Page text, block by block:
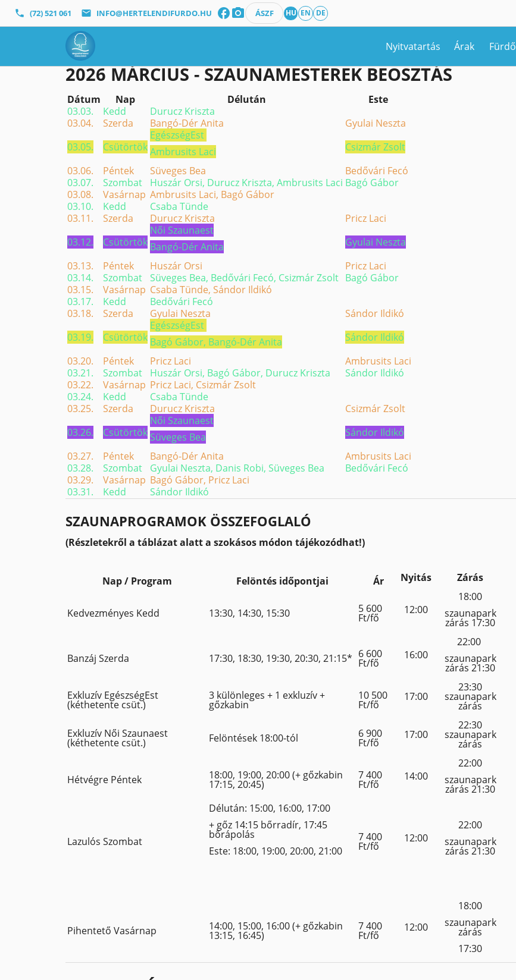
phone (72) 521 061 mail INFO@HERTELENDIFURDO.HU facebookphoto_camera ÁSZF HU EN DE
Nyitvatartás Árak Fürdő
SZAUNAPROGRAMOK
2026 MÁRCIUS - SZAUNAMESTEREK BEOSZTÁS
Dátum Nap Délután
Este
03.03.
Kedd
Durucz Kriszta
03.04.
Szerda Bangó-Dér Anita
Gyulai Neszta
03.05.
Csütörtök
EgészségEst
Ambrusits Laci
Csizmár Zsolt
03.06.
Péntek Süveges Bea
Bedővári Fecó
03.07.
Szombat Huszár Orsi, Durucz Kriszta, Ambrusits Laci Bagó Gábor
03.08.
Vasárnap Ambrusits Laci, Bagó Gábor
03.10.
Kedd
Csaba Tünde
03.11.
Szerda Durucz Kriszta
Pricz Laci
03.12.
Csütörtök
Női Szaunaest
Bangó-Dér Anita
Gyulai Neszta
03.13.
Péntek Huszár Orsi
Pricz Laci
03.14.
Szombat Süveges Bea, Bedővári Fecó, Csizmár Zsolt Bagó Gábor
03.15.
Vasárnap Csaba Tünde, Sándor Ildikó
03.17.
Kedd
Bedővári Fecó
03.18.
Szerda Gyulai Neszta
Sándor Ildikó
03.19.
Csütörtök
EgészségEst
Bagó Gábor, Bangó-Dér Anita
Sándor Ildikó
03.20.
Péntek Pricz Laci
Ambrusits Laci
03.21.
Szombat Huszár Orsi, Bagó Gábor, Durucz Kriszta
Sándor Ildikó
03.22.
Vasárnap Pricz Laci, Csizmár Zsolt
03.24.
Kedd
Csaba Tünde
03.25.
Szerda Durucz Kriszta
Csizmár Zsolt
03.26.
Csütörtök
Női Szaunaest
Süveges Bea
Sándor Ildikó
03.27.
Péntek Bangó-Dér Anita
Ambrusits Laci
03.28.
Szombat Gyulai Neszta, Danis Robi, Süveges Bea
Bedővári Fecó
03.29.
Vasárnap Bagó Gábor, Pricz Laci
03.31.
Kedd Sándor Ildikó
SZAUNAPROGRAMOK ÖSSZEFOGLALÓ
(Részletekről a táblázat alatt a szokásos módon tájékozódhat!)
Nap / Program Felöntés időpontjai Ár Nyitás Zárás
Kedvezményes Kedd 13:30, 14:30, 15:30 5 600
Ft/fő
12:00
18:00
szaunapark
zárás 17:30
Banzáj Szerda 17:30, 18:30, 19:30, 20:30, 21:15* 6 600
Ft/fő
16:00
22:00
szaunapark
zárás 21:30
Exkluzív EgészségEst
(kéthetente csüt.)
3 különleges + 1 exkluzív +
gőzkabin
10 500
Ft/fő
17:00
23:30
szaunapark
zárás
Exkluzív Női Szaunaest
(kéthetente csüt.) Felöntések 18:00-tól 6 900
Ft/fő
17:00
22:30
szaunapark
zárás
Hétvégre Péntek 18:00, 19:00, 20:00 (+ gőzkabin
17:15, 20:45)
7 400
Ft/fő
14:00
22:00
szaunapark
zárás 21:30
Lazulós Szombat
Délután: 15:00, 16:00, 17:00
+ gőz 14:15 bőrradír, 17:45
bőrápolás
Este: 18:00, 19:00, 20:00, 21:00
7 400
Ft/fő
12:00
22:00
szaunapark
zárás 21:30
Pihentető Vasárnap 14:00, 15:00, 16:00 (+ gőzkabin
13:15, 16:45)
7 400
Ft/fő
12:00
18:00
szaunapark
zárás
17:30